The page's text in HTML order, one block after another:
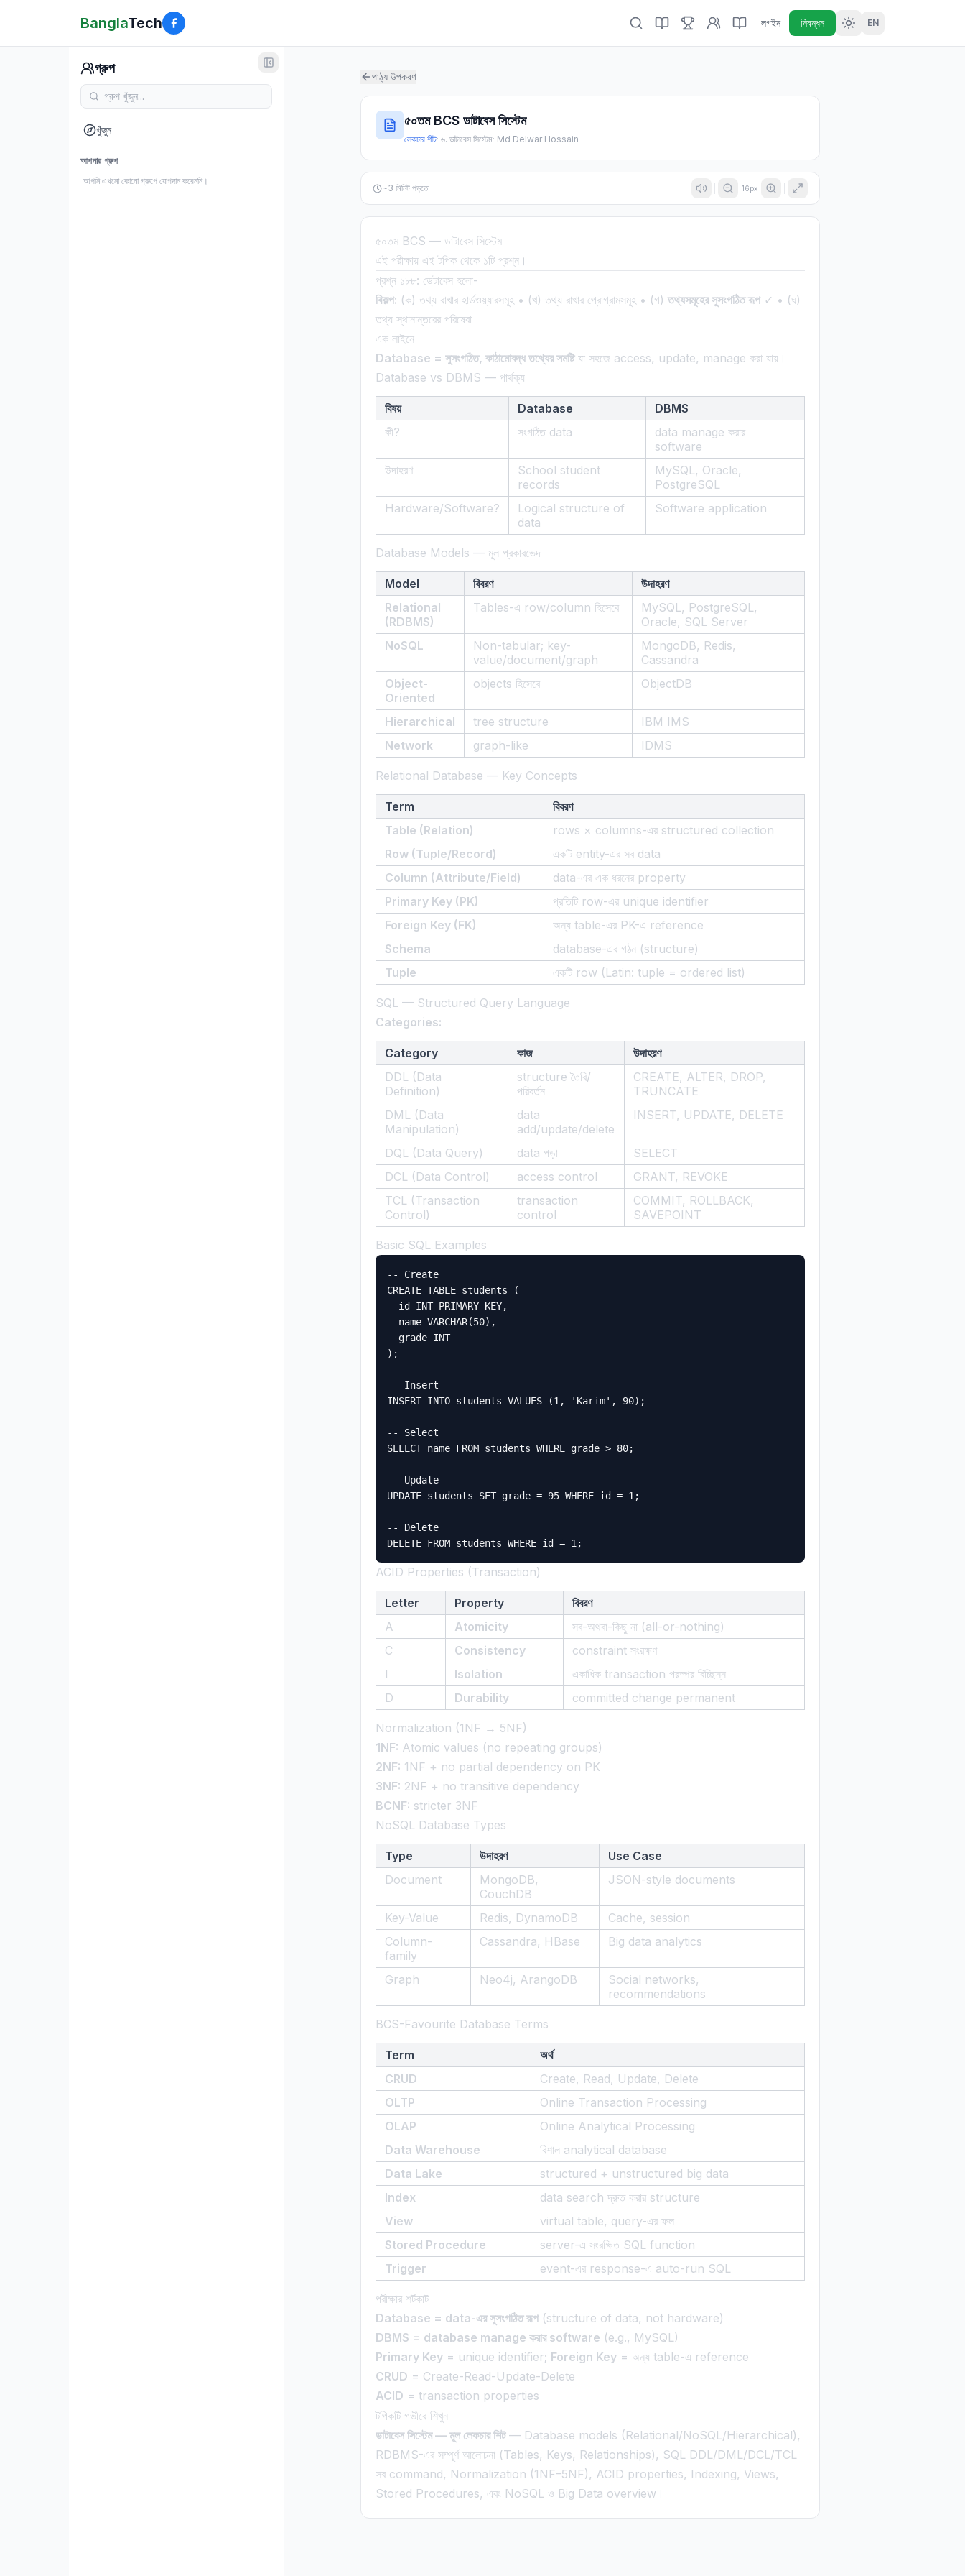
BanglaTech লগইন নিবন্ধন EN
গ্রুপ
খুঁজুন
আপনার গ্রুপ
আপনি এখনো কোনো গ্রুপে যোগদান করেননি।
পাঠ্য উপকরণ
৫০তম BCS ডাটাবেস সিস্টেম
লেকচার শীট· ৬. ডাটাবেস সিস্টেম· Md Delwar Hossain
~3 মিনিট পড়তে 16px
৫০তম BCS — ডাটাবেস সিস্টেম
এই পরীক্ষায় এই টপিক থেকে ১টি প্রশ্ন।
প্রশ্ন ১৮৮: ডেটাবেস হলো-
বিকল্প: (ক) তথ্য রাখার হার্ডওয়্যারসমূহ • (খ) তথ্য রাখার প্রোগ্রামসমূহ • (গ) তথ্যসমূহের সুসংগঠিত রূপ✓ • (ঘ)
তথ্য স্থানান্তরের পরিষেবা
এক লাইনে
Database = সুসংগঠিত, কাঠামোবদ্ধ তথ্যের সমষ্টিযা সহজে access, update, manage করা যায়।
Database vs DBMS — পার্থক্য
বিষয় Database
DBMS
কী?
সংগঠিত data
data manage করার
software
উদাহরণ
School student
records
MySQL, Oracle,
PostgreSQL
Hardware/Software?
Logical structure of
data
Software application
Database Models — মূল প্রকারভেদ
Model বিবরণ
উদাহরণ
Relational
(RDBMS)
Tables-এ row/column হিসেবে
MySQL, PostgreSQL,
Oracle, SQL Server
NoSQL
Non-tabular; key-
value/document/graph
MongoDB, Redis,
Cassandra
Object-
Oriented
objects হিসেবে ObjectDB
Hierarchical tree structure
IBM IMS
Network
graph-like IDMS
Relational Database — Key Concepts
Term
বিবরণ
Table (Relation)
rows × columns-এর structured collection
Row (Tuple/Record)
একটি entity-এর সব data
Column (Attribute/Field)
data-এর এক ধরনের property
Primary Key (PK)
প্রতিটি row-এর unique identifier
Foreign Key (FK)
অন্য table-এর PK-এ reference
Schema
database-এর গঠন (structure)
Tuple
একটি row (Latin: tuple = ordered list)
SQL — Structured Query Language
Categories:
Category কাজ
উদাহরণ
DDL (Data
Definition)
structure তৈরি/
পরিবর্তন
CREATE, ALTER, DROP,
TRUNCATE
DML (Data
Manipulation)
data
add/update/delete
INSERT, UPDATE, DELETE
DQL (Data Query) data পড়া
SELECT
DCL (Data Control)
access control
GRANT, REVOKE
TCL (Transaction
Control)
transaction
control
COMMIT, ROLLBACK,
SAVEPOINT
Basic SQL Examples
-- Create
CREATE TABLE students (
  id INT PRIMARY KEY,
  name VARCHAR(50),
  grade INT
);
-- Insert
INSERT INTO students VALUES (1, 'Karim', 90);
-- Select
SELECT name FROM students WHERE grade > 80;
-- Update
UPDATE students SET grade = 95 WHERE id = 1;
-- Delete
ACID Properties (Transaction)
Letter Property
বিবরণ
A
Atomicity
সব-অথবা-কিছু না (all-or-nothing)
C
Consistency
constraint সংরক্ষণ
I
Isolation
একাধিক transaction পরস্পর বিচ্ছিন্ন
D
Durability committed change permanent
Normalization (1NF → 5NF)
1NF: Atomic values (no repeating groups)
2NF: 1NF + no partial dependency on PK
3NF: 2NF + no transitive dependency
BCNF: stricter 3NF
NoSQL Database Types
Type উদাহরণ
Use Case
Document
MongoDB,
CouchDB
JSON-style documents
Key-Value Redis, DynamoDB
Cache, session
Column-
family
Cassandra, HBase Big data analytics
Graph Neo4j, ArangoDB
Social networks,
recommendations
BCS-Favourite Database Terms
Term
অর্থ
CRUD
Create, Read, Update, Delete
OLTP
Online Transaction Processing
OLAP
Online Analytical Processing
Data Warehouse
বিশাল analytical database
Data Lake
structured + unstructured big data
Index
data search দ্রুত করার structure
View
virtual table, query-এর ফল
Stored Procedure
server-এ সংরক্ষিত SQL function
Trigger
event-এর response-এ auto-run SQL
পরীক্ষার শর্টকাট
Database = data-এর সুসংগঠিত রূপ(structure of data, not hardware)
DBMS = database manage করার software (e.g., MySQL)
Primary Key = unique identifier; Foreign Key = অন্য table-এ reference
CRUD = Create-Read-Update-Delete
ACID = transaction properties
টপিকটি গভীরে শিখুন
ডাটাবেস সিস্টেম — মূল লেকচার শিট— Database models (Relational/NoSQL/Hierarchical),
RDBMS-এর সম্পূর্ণ আলোচনা (Tables, Keys, Relationships), SQL DDL/DML/DCL/TCL
সব command, Normalization (1NF–5NF), ACID properties, Indexing, Views,
Stored Procedures, এবং NoSQL ও Big Data overview।